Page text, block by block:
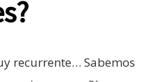
recurrente… Sabemos